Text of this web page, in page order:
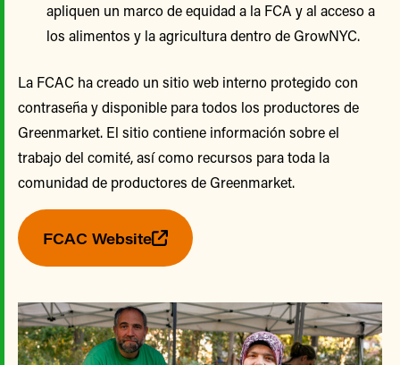
apliquen un marco de equidad a la FCA y al acceso a
los alimentos y la agricultura dentro de GrowNYC.
La FCAC ha creado un sitio web interno protegido con
contraseña y disponible para todos los productores de
Greenmarket. El sitio contiene información sobre el
trabajo del comité, así como recursos para toda la
comunidad de productores de Greenmarket.
FCAC Website